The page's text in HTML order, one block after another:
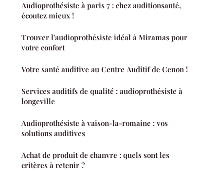
Audioprothésiste à paris 7 : chez auditionsanté,
écoutez mieux !
Trouver l'audioprothésiste idéal à Miramas pour
votre confort
Votre santé auditive au Centre Auditif de Cenon !
Services auditifs de qualité : audioprothésiste à
longeville
Audioprothésiste à vaison-la-romaine : vos
solutions auditives
Achat de produit de chanvre : quels sont les
critères à retenir ?